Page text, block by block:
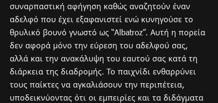
συναρπαστική αφήγηση καθώς αναζητούν έναν
αδελφό που έχει εξαφανιστεί ενώ κυνηγούσε το
θρυλικό βουνό γνωστό ως “Albatroz”. Αυτή η πορεία
δεν αφορά μόνο την εύρεση του αδελφού σας,
αλλά και την ανακάλυψη του εαυτού σας κατά τη
διάρκεια της διαδρομής. Το παιχνίδι ενθαρρύνει
τους παίκτες να αγκαλιάσουν την περιπέτεια,
υποδεικνύοντας ότι οι εμπειρίες και τα διδάγματα